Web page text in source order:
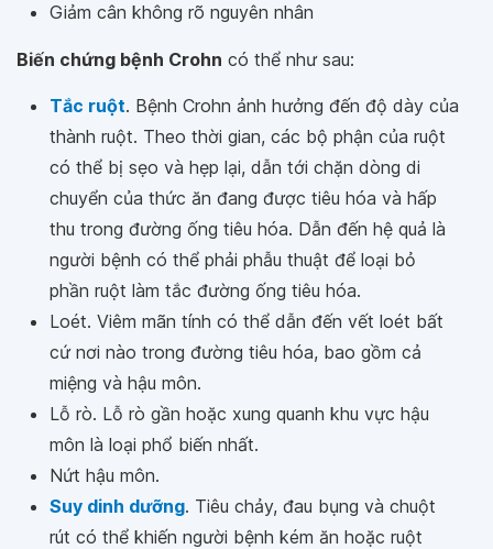
Giảm cân không rõ nguyên nhân
Biến chứng bệnh Crohn có thể như sau:
Tắc ruột. Bệnh Crohn ảnh hưởng đến độ dày của
thành ruột. Theo thời gian, các bộ phận của ruột
có thể bị sẹo và hẹp lại, dẫn tới chặn dòng di
chuyển của thức ăn đang được tiêu hóa và hấp
thu trong đường ống tiêu hóa. Dẫn đến hệ quả là
người bệnh có thể phải phẫu thuật để loại bỏ
phần ruột làm tắc đường ống tiêu hóa.
Loét. Viêm mãn tính có thể dẫn đến vết loét bất
cứ nơi nào trong đường tiêu hóa, bao gồm cả
miệng và hậu môn.
Lỗ rò. Lỗ rò gần hoặc xung quanh khu vực hậu
môn là loại phổ biến nhất.
Nứt hậu môn.
Suy dinh dưỡng. Tiêu chảy, đau bụng và chuột
rút có thể khiến người bệnh kém ăn hoặc ruột